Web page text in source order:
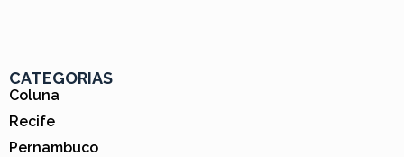
CATEGORIAS
Coluna
Recife
Pernambuco